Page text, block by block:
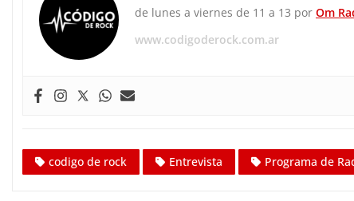
de lunes a viernes de 11 a 13 por Om
www.codigoderock.com.ar
codigo de rock Entrevista Programa de